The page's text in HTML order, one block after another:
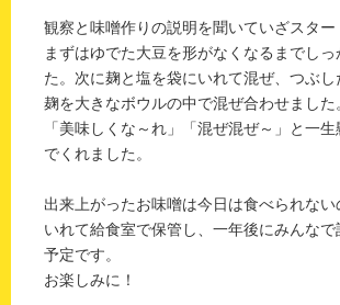
観察と味噌作りの説明を聞いていざスター
まずはゆでた大豆を形がなくなるまでしっ
た。次に麹と塩を袋にいれて混ぜ、つぶし
麹を大きなボウルの中で混ぜ合わせました
「美味しくな～れ」「混ぜ混ぜ～」と一
でくれました。
出来上がったお味噌は今日は食べられない
いれて給食室で保管し、一年後にみんなで
予定です。
お楽しみに！